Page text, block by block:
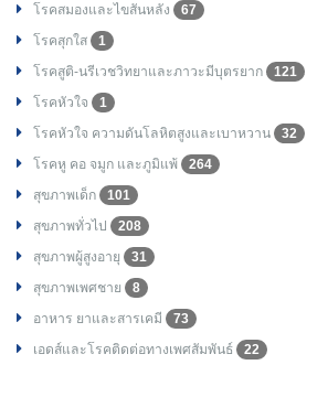
โรคสมองและไขสันหลัง
67
โรคสุกใส
1
โรคสูติ-นรีเวชวิทยาและภาวะมีบุตรยาก
121
โรคหัวใจ
1
โรคหัวใจ ความดันโลหิตสูงและเบาหวาน
32
โรคหู คอ จมูก และภูมิแพ้
264
สุขภาพเด็ก
101
สุขภาพทั่วไป
208
สุขภาพผู้สูงอายุ
31
สุขภาพเพศชาย
8
อาหาร ยาและสารเคมี
73
เอดส์และโรคติดต่อทางเพศสัมพันธ์
22